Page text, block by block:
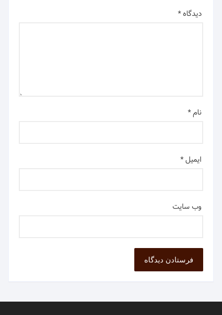
دیدگاه*
نام*
ایمیل*
وب‌ سایت